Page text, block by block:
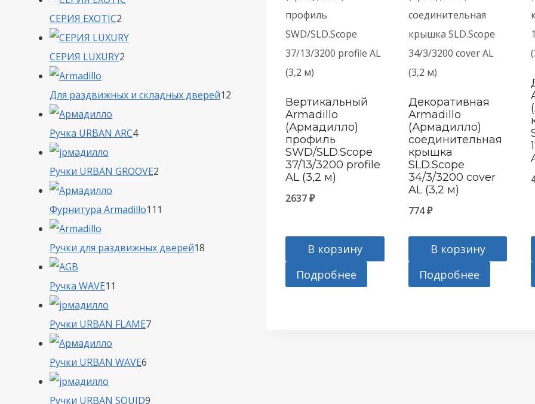
Вертикальный
Armadillo
(Армадилло)
профиль
SWD/SLD.Scope
37/13/3200 profile
AL (3,2 м)
2637₽
В корзину
Подробнее
Декоративная
Armadillo
(Армадилло)
соединительная
крышка
SLD.Scope
34/3/3200 cover
AL (3,2 м)
774₽
В корзину
Подробнее
СЕРИЯ EXOTIC2
товара
СЕРИЯ LUXURY2
Для раздвижных и складных дверей12
Ручка URBAN ARC44
Ручки URBAN GROOVE2
Фурнитура Armadillo111
Ручки для раздвижных дверей18
Ручка WAVE11
Ручки URBAN FLAME77
Ручки URBAN WAVE6
Ручки URBAN SQUID9